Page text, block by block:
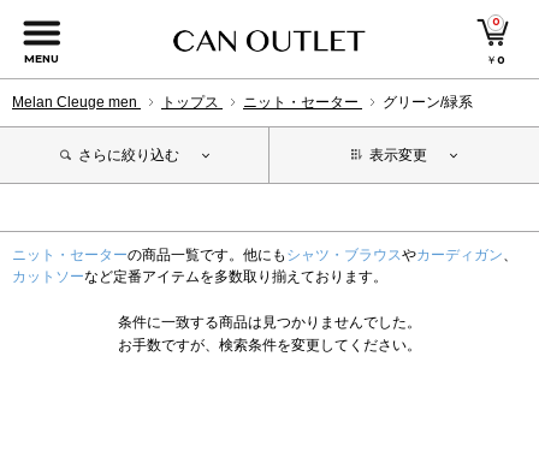
MENU
0
￥0
Melan Cleuge men トップス ニット・セーター グリーン/緑系
さらに絞り込む 表示変更
ニット・セーターの商品一覧です。他にも シャツ・ブラウスやカーディガン、
カットソーなど定番アイテムを多数取り揃えております。
条件に一致する商品は見つかりませんでした。
お手数ですが、検索条件を変更してください。